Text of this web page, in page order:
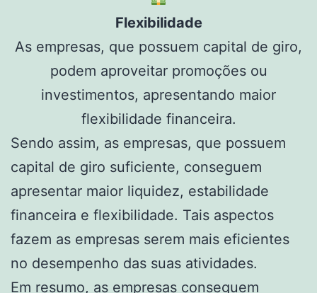
Flexibilidade
As empresas, que possuem capital de giro,
podem aproveitar promoções ou
investimentos, apresentando maior
flexibilidade financeira.
Sendo assim, as empresas, que possuem
capital de giro suficiente, conseguem
apresentar maior liquidez, estabilidade
financeira e flexibilidade. Tais aspectos
fazem as empresas serem mais eficientes
no desempenho das suas atividades.
Em resumo, as empresas conseguem